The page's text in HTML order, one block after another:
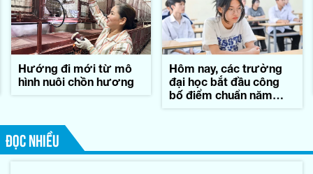
Hướng đi mới từ mô
hình nuôi chồn hương
Hôm nay, các trường
đại học bắt đầu công
bố điểm chuẩn năm
ĐỌC NHIỀU